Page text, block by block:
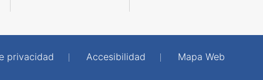
privacidad Accesibilidad Mapa Web